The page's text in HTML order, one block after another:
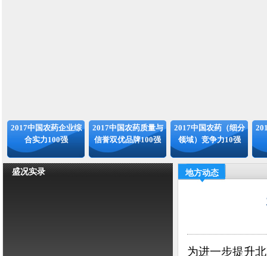
2017中国农药企业综
合实力100强
2017中国农药质量与
信誉双优品牌100强
2017中国农药（细分
领域）竞争力10强
盛况实录 地方动态
为进一步提升